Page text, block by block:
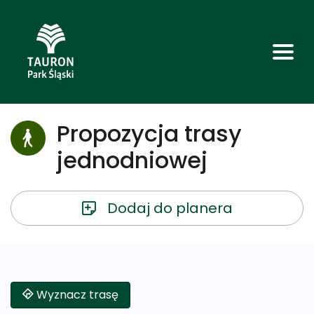
Propozycja trasy
jednodniowej
Dodaj do planera
Wyznacz trasę